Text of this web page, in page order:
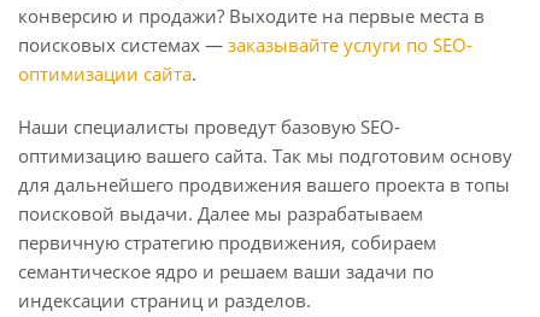
конверсию и продажи? Выходите на первые места в
поисковых системах — заказывайте услуги по SEO-
оптимизации сайта.
Наши специалисты проведут базовую SEO-
оптимизацию вашего сайта. Так мы подготовим основу
для дальнейшего продвижения вашего проекта в топы
поисковой выдачи. Далее мы разрабатываем
первичную стратегию продвижения, собираем
семантическое ядро и решаем ваши задачи по
индексации страниц и разделов.